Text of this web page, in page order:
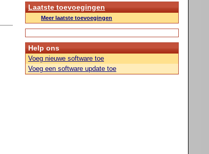
Laatste toevoegingen
Meer laatste toevoegingen
Help ons
Voeg nieuwe software toe
Voeg een software update toe